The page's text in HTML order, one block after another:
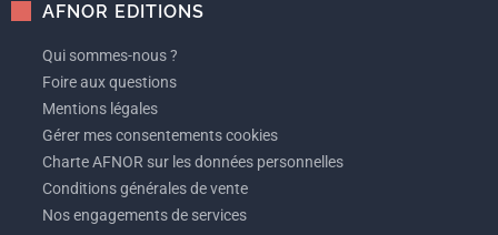
AFNOR EDITIONS
Qui sommes-nous ?
Foire aux questions
Mentions légales
Gérer mes consentements cookies
Charte AFNOR sur les données personnelles
Conditions générales de vente
Nos engagements de services